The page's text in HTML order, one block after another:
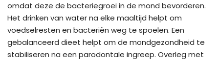
omdat deze de bacteriegroei in de mond bevorderen.
Het drinken van water na elke maaltijd helpt om
voedselresten en bacteriën weg te spoelen. Een
gebalanceerd dieet helpt om de mondgezondheid te
stabiliseren na een parodontale ingreep. Overleg met